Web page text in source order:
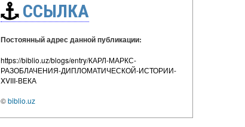
ССЫЛКА
Постоянный адрес данной публикации:
https://biblio.uz/blogs/entry/КАРЛ-МАРКС-
РАЗОБЛАЧЕНИЯ-ДИПЛОМАТИЧЕСКОЙ-ИСТОРИИ-
XVIII-ВЕКА
©biblio.uz